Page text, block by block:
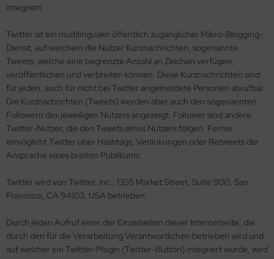
integriert
Twitter ist ein multilingualer öffentlich zugänglicher Mikro-Blogging-
Dienst, auf welchem die Nutzer Kurznachrichten, sogenannte
Tweets, welche eine begrenzte Anzahl an Zeichen verfügen,
veröffentlichen und verbreiten können. Diese Kurznachrichten sind
für jeden, auch für nicht bei Twitter angemeldete Personen abrufbar.
Die Kurznachrichten (Tweets) werden aber auch den sogenannten
Followern des jeweiligen Nutzers angezeigt. Follower sind andere
Twitter-Nutzer, die den Tweets eines Nutzers folgen. Ferner
ermöglicht Twitter über Hashtags, Verlinkungen oder Retweets die
Ansprache eines breiten Publikums.
Twitter wird von Twitter, Inc., 1355 Market Street, Suite 900, San
Francisco, CA 94103, USA betrieben.
Durch jeden Aufruf einer der Einzelseiten dieser Internetseite, die
durch den für die Verarbeitung Verantwortlichen betrieben wird und
auf welcher ein Twitter-Plugin (Twitter-Button) integriert wurde, wird